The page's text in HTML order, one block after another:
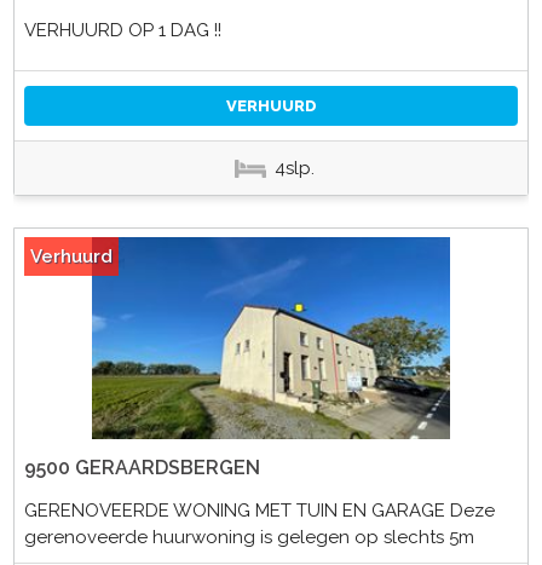
VERHUURD OP 1 DAG !!
VERHUURD
4slp.
Verhuurd
9500 GERAARDSBERGEN
GERENOVEERDE WONING MET TUIN EN GARAGE Deze
gerenoveerde huurwoning is gelegen op slechts 5m